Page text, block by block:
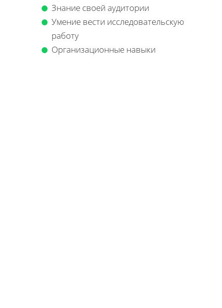
Знание своей аудитории
Умение вести исследовательскую
работу
Организационные навыки